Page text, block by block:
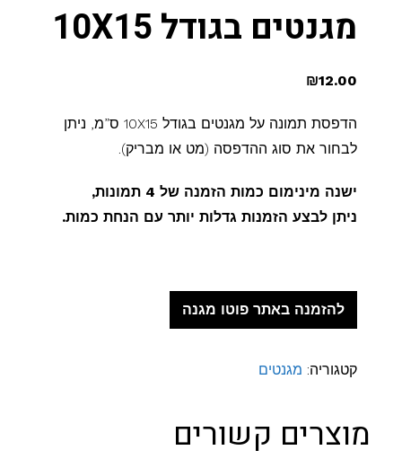
מגנטים בגודל 10X15
₪12.00
הדפסת תמונה על מגנטים בגודל 10X15 ס”מ, ניתן
לבחור את סוג ההדפסה (מט או מבריק).
ישנה מינימום כמות הזמנה של 4 תמונות,
ניתן לבצע הזמנות גדלות יותר עם הנחת כמות.
להזמנה באתר פוטו מגנה
קטגוריה: מגנטים
מוצרים קשורים